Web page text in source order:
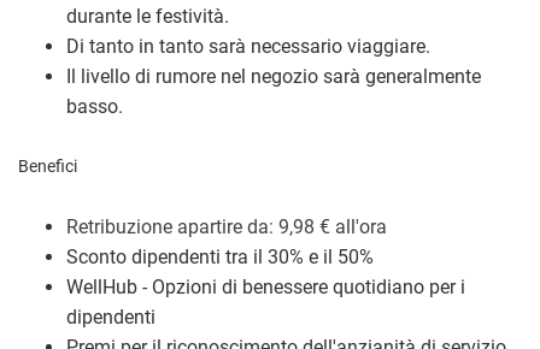
durante le festività.
Di tanto in tanto sarà necessario viaggiare.
Il livello di rumore nel negozio sarà generalmente
basso.
Benefici
Retribuzione apartire da: 9,98 € all'ora
Sconto dipendenti tra il 30% e il 50%
WellHub - Opzioni di benessere quotidiano per i
dipendenti